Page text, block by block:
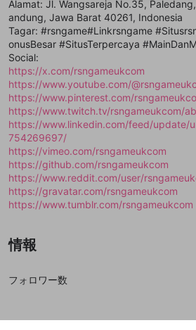
Alamat: Jl. Wangsareja No.35,
andung, Jawa Barat 40261, Indonesia
Tagar: #rsngame#Linkrsngame
onusBesar #SitusTerpercaya
Social:
https://x.com/rsngameukcom
https://www.youtube.com/
https://www.pinterest.com/
https://www.twitch.tv/rsngameukcom/
https://www.linkedin.com/feed/update/
754269697/
https://vimeo.com/rsngameukcom
https://github.com/rsngameukcom
https://www.reddit.com/user/
https://gravatar.com/rsngameukcom
https://www.tumblr.com/rsngameukcom
情報
フォロワー数
動画プレイリストを選択
閉じる
mellow-fanの利用規約・ プライバシ
サービスとのID連携に関する同意事項
で、次にお進みください
アカウント作成
mellow-fanからのお得な情
け取る
mellow-fanの利用規約・ プライバシ
サービスとのID連携に関する同意事項
で、次にお進みください
登録
あとで登録
ねずみ講やマルチ商法
誤解を招く配信設定
ゲームの録画禁止区域の配信
改造版・海賊版ソフトの配信
政治的・宗教的・人種的な内容
その他の問題
送信
外部サービスとのID連携に関する同意
Discordとは？